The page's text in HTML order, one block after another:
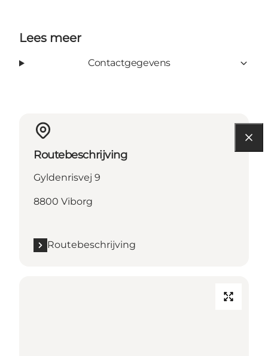
Lees meer
Contactgegevens
Routebeschrijving
Gyldenrisvej 9
8800 Viborg
Routebeschrijving